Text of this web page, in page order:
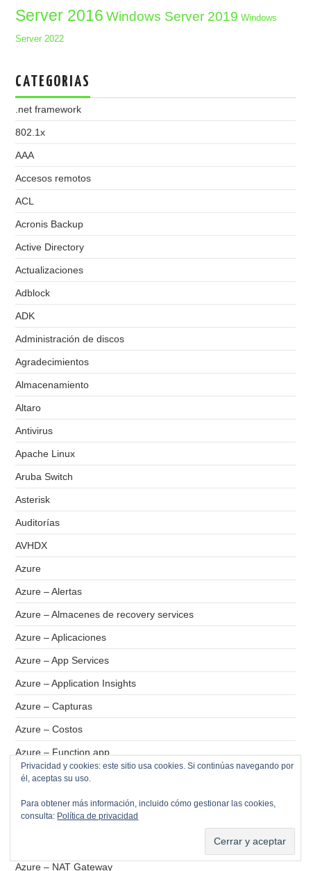
Server 2016 Windows Server 2019 Windows
Server 2022
CATEGORIAS
.net framework
802.1x
AAA
Accesos remotos
ACL
Acronis Backup
Active Directory
Actualizaciones
Adblock
ADK
Administración de discos
Agradecimientos
Almacenamiento
Altaro
Antivirus
Apache Linux
Aruba Switch
Asterisk
Auditorías
AVHDX
Azure
Azure – Alertas
Azure – Almacenes de recovery services
Azure – Aplicaciones
Azure – App Services
Azure – Application Insights
Azure – Capturas
Azure – Costos
Azure – Function app
Azure – Grupos de seguridad de aplicación
Azure – Grupos de seguridad de red
Azure – Logic App
Azure – NAT Gateway
Privacidad y cookies: este sitio usa cookies. Si continúas navegando por
él, aceptas su uso.
Para obtener más información, incluido cómo gestionar las cookies,
consulta: Política de privacidad